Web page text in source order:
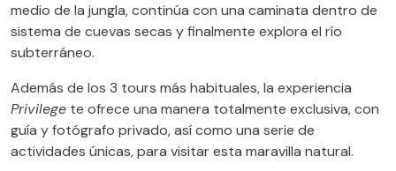
medio de la jungla, continúa con una caminata dentro de
sistema de cuevas secas y finalmente explora el río
subterráneo.
Además de los 3 tours más habituales, la experiencia
Privilege te ofrece una manera totalmente exclusiva, con
guía y fotógrafo privado, así como una serie de
actividades únicas, para visitar esta maravilla natural.